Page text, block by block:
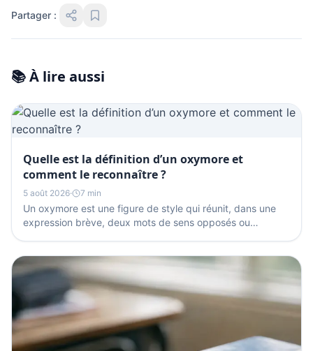
Partager :
📚 À lire aussi
Quelle est la définition d’un oxymore et
comment le reconnaître ?
5 août 2026· 7 min
Un oxymore est une figure de style qui réunit, dans une
expression brève, deux mots de sens opposés ou